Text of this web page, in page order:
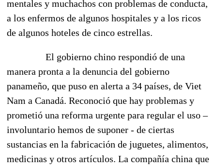
mentales y muchachos con problemas de conducta,
a los enfermos de algunos hospitales y a los ricos
de algunos hoteles de cinco estrellas.
El gobierno chino respondió de una
manera pronta a la denuncia del gobierno
panameño, que puso en alerta a 34 países, de Viet
Nam a Canadá. Reconoció que hay problemas y
prometió una reforma urgente para regular el uso –
involuntario hemos de suponer - de ciertas
sustancias en la fabricación de juguetes, alimentos,
medicinas y otros artículos. La compañía china que